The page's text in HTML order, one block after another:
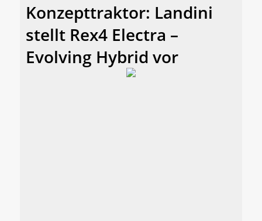
Konzepttraktor: Landini
stellt Rex4 Electra –
Evolving Hybrid vor